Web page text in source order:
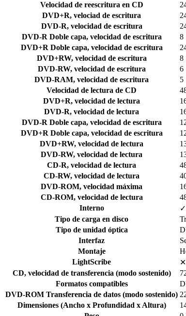
Velocidad de reescritura en CD
DVD+R, velociad de escritura
DVD-R, velocidad de escritura
DVD-R Doble capa, velocidad de escritura
8
DVD+R Doble capa, velocidad de escritura
DVD+RW, velocidad de escritura
8
DVD-RW, velocidad de escritura
6
DVD-RAM, velocidad de escritura
5
Velocidad de lectura de CD
DVD+R, velocidad de lectura
DVD-R, velocidad de lectura
DVD-R Doble capa, velocidad de escritura
DVD+R Doble capa, velocidad de escritura
DVD+RW, velocidad de lectura
DVD-RW, velocidad de lectura
CD-R, velocidad de lectura
CD-RW, velocidad de lectura
DVD-ROM, velocidad máxima
CD-ROM, velocidad de lectura
Interno
✓
Tipo de carga en disco
Tipo de unidad óptica
Interfaz
Montaje
LightScribe
✕
CD, velocidad de transferencia (modo sostenido)
Formatos compatibles
DVD-ROM Transferencia de datos (modo sostenido)
Dimensiones (Ancho x Profundidad x Altura)